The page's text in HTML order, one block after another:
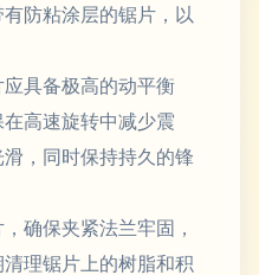
防粘涂层的锯片，以
应具备极高的动平衡
高速旋转中减少震
，同时保持持久的锋
确保夹紧法兰牢固，
理锯片上的树脂和积